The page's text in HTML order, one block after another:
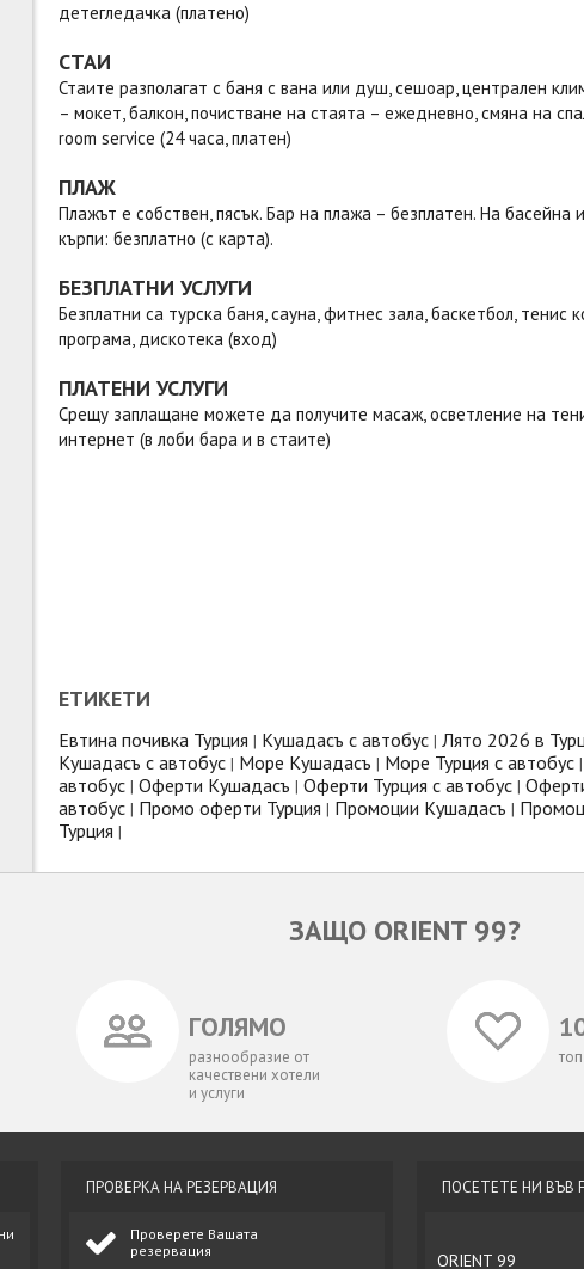
детегледачка (платено)
СТАИ
Стаите разполагат с баня с вана или душ, сешоар, централен
– мокет, балкон, почистване на стаята – ежедневно, смяна на
room service (24 часа, платен)
ПЛАЖ
Плажът е собствен, пясък. Бар на плажа – безплатен. На
кърпи: безплатно (с карта).
БЕЗПЛАТНИ УСЛУГИ
Безплатни са турска баня, сауна, фитнес зала, баскетбол,
програма, дискотека (вход)
ПЛАТЕНИ УСЛУГИ
Срещу заплащане можете да получите масаж, осветление на
интернет (в лоби бара и в стаите)
ЕТИКЕТИ
Евтина почивка Турция | Кушадасъ с автобус | Лято 2026 в
Кушадасъ с автобус | Море Кушадасъ | Море Турция с автобус |
автобус | Оферти Кушадасъ | Оферти Турция с автобус |
автобус | Промо оферти Турция | Промоции Кушадасъ |
Турция |
ЗАЩО ORIENT 99?
ГОЛЯМО
разнообразие от
качествени хотели
и услуги
ПРОВЕРКА НА РЕЗЕРВАЦИЯ
Проверете Вашата
резервация
ПОСЕТЕТЕ НИ ВЪВ
ORIENT 99